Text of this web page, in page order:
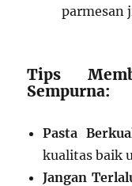
parmesan
Tips
Sempurna:
Pasta
kualitas baik
Jangan